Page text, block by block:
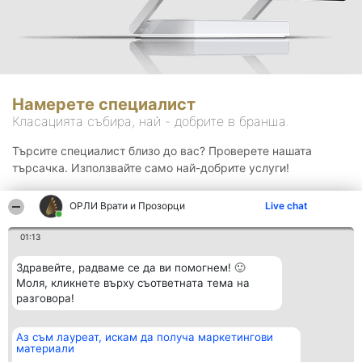
ОРЛИ Врати и Прозорци Live chat
01:13
Здравейте, радваме се да ви помогнем! 🙂
Моля, кликнете върху съответната тема на
разговора!
Аз съм лауреат, искам да получа маркетингови
материали
Намерете специалист
Класацията събира, най - добрите в бранша.
Търсите специалист близо до вас? Проверете нашата
търсачка. Използвайте само най-добрите услуги!
Организатор на
класиране
Класация Контакти